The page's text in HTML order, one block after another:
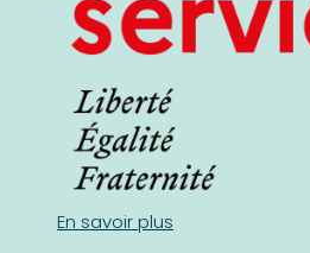
En savoir plus